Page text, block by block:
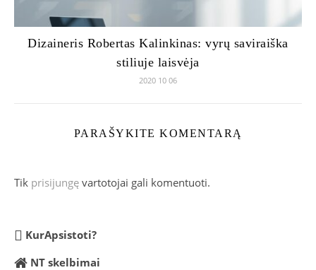
Dizaineris Robertas Kalinkinas: vyrų saviraiška
stiliuje laisvėja
2020 10 06
PARAŠYKITE KOMENTARĄ
Tik prisijungę vartotojai gali komentuoti.
KurApsistoti?
NT skelbimai